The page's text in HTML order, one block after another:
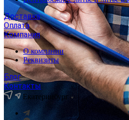
Доставка
Оплата
Компания
О компании
Реквизиты
Блог
Контакты
Екатеринбург